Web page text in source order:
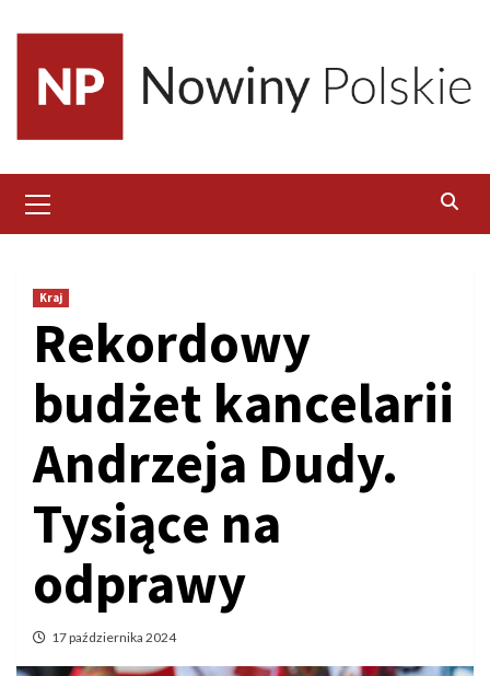
content
Menu
Kraj
Rekordowy
budżet kancelarii
Andrzeja Dudy.
Tysiące na
odprawy
17 października 2024